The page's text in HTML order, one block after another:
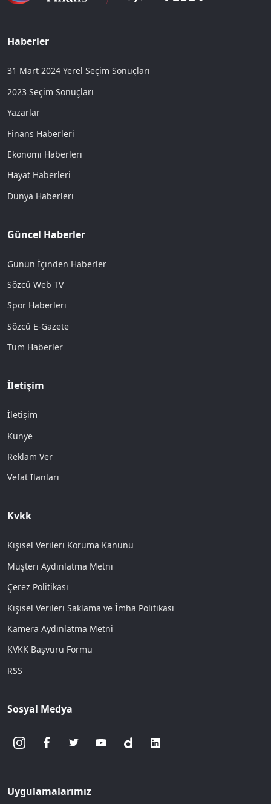
Haberler
31 Mart 2024 Yerel Seçim Sonuçları
2023 Seçim Sonuçları
Yazarlar
Finans Haberleri
Ekonomi Haberleri
Hayat Haberleri
Dünya Haberleri
Güncel Haberler
Günün İçinden Haberler
Sözcü Web TV
Spor Haberleri
Sözcü E-Gazete
Tüm Haberler
İletişim
İletişim
Künye
Reklam Ver
Vefat İlanları
Kvkk
Kişisel Verileri Koruma Kanunu
Müşteri Aydınlatma Metni
Çerez Politikası
Kişisel Verileri Saklama ve İmha Politikası
Kamera Aydınlatma Metni
KVKK Başvuru Formu
RSS
Sosyal Medya
Uygulamalarımız